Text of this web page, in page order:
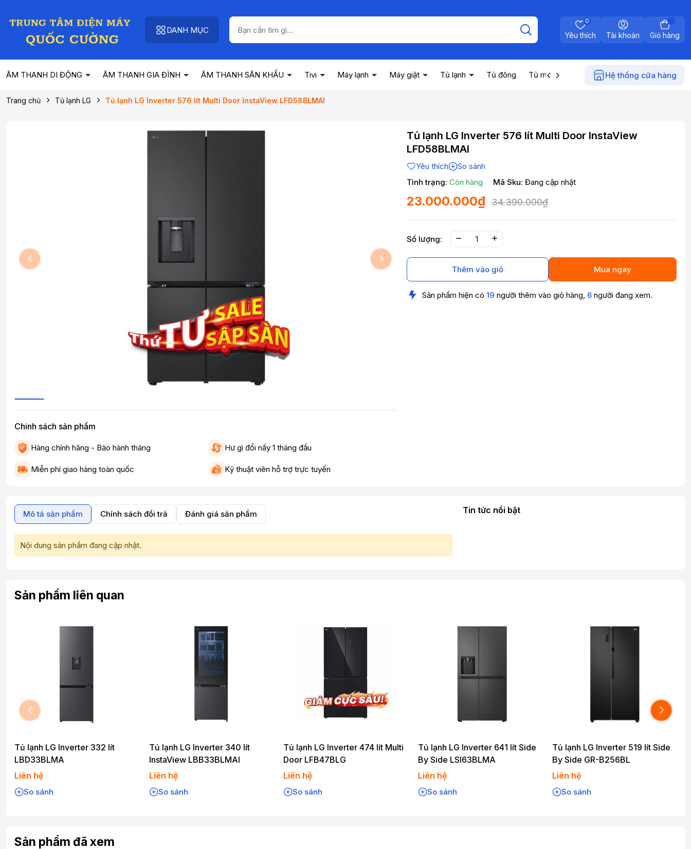
DANH MỤC
Yêu thích
0
Tài khoản Giỏ hàng
ÂM THANH DI ĐỘNG ÂM THANH GIA ĐÌNH ÂM THANH SÂN KHẤU Tivi Máy lạnh Máy giặt Tủ lạnh Tủ đông Tủ mát Máy nước nóng Điện gia
Hệ thống cửa hàng
Trang chủ Tủ lạnh LG Tủ lạnh LG Inverter 576 lít Multi Door InstaView LFD58BLMAI
Chinh sách sản phẩm
Hàng chính hãng - Bảo hành tháng Hư gì đổi nấy 1 tháng đầu
Miễn phí giao hàng toàn quốc Kỹ thuật viên hỗ trợ trực tuyến
Tủ lạnh LG Inverter 576 lít Multi Door InstaView
LFD58BLMAI
Yêu thích
So sánh
Tình trạng: Còn hàng Mã Sku: Đang cập nhật
23.000.000₫ 34.390.000₫
Số lượng:
Thêm vào giỏ Mua ngay
Sản phẩm hiện có 19 người thêm vào giỏ hàng, 6 người đang xem.
Mô tả sản phẩm Chính sách đổi trả Đánh giá sản phẩm
Nội dung sản phẩm đang cập nhật.
Tin tức nổi bật
Sản phẩm liên quan
Tủ lạnh LG Inverter 332 lít
LBD33BLMA
Liên hệ
So sánh
Tủ lạnh LG Inverter 340 lít
InstaView LBB33BLMAI
Liên hệ
So sánh
Tủ lạnh LG Inverter 474 lít Multi
Door LFB47BLG
Liên hệ
So sánh
Tủ lạnh LG Inverter 641 lít Side
By Side LSI63BLMA
Liên hệ
So sánh
Tủ lạnh LG Inverter 519 lít Side
By Side GR-B256BL
Liên hệ
So sánh
Sản phẩm đã xem